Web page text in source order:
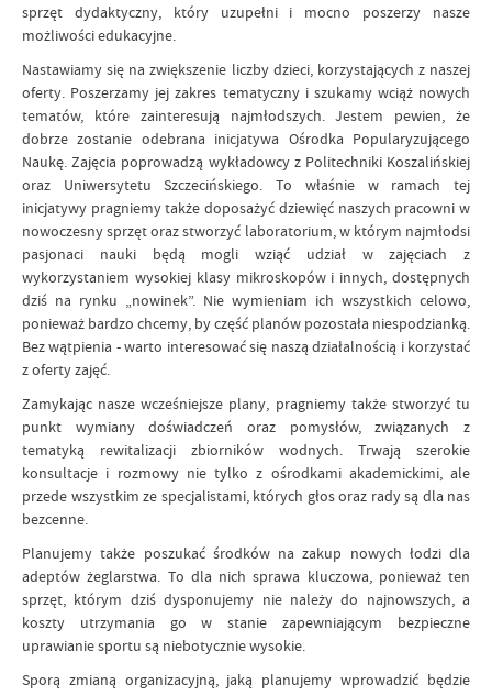
sprzęt dydaktyczny, który uzupełni i mocno poszerzy nasze
możliwości edukacyjne.
Nastawiamy się na zwiększenie liczby dzieci, korzystających z naszej
oferty. Poszerzamy jej zakres tematyczny i szukamy wciąż nowych
tematów, które zainteresują najmłodszych. Jestem pewien, że
dobrze zostanie odebrana inicjatywa Ośrodka Popularyzującego
Naukę. Zajęcia poprowadzą wykładowcy z Politechniki Koszalińskiej
oraz Uniwersytetu Szczecińskiego. To właśnie w ramach tej
inicjatywy pragniemy także doposażyć dziewięć naszych pracowni w
nowoczesny sprzęt oraz stworzyć laboratorium, w którym najmłodsi
pasjonaci nauki będą mogli wziąć udział w zajęciach z
wykorzystaniem wysokiej klasy mikroskopów i innych, dostępnych
dziś na rynku „nowinek”. Nie wymieniam ich wszystkich celowo,
ponieważ bardzo chcemy, by część planów pozostała niespodzianką.
Bez wątpienia - warto interesować się naszą działalnością i korzystać
z oferty zajęć.
Zamykając nasze wcześniejsze plany, pragniemy także stworzyć tu
punkt wymiany doświadczeń oraz pomysłów, związanych z
tematyką rewitalizacji zbiorników wodnych. Trwają szerokie
konsultacje i rozmowy nie tylko z ośrodkami akademickimi, ale
przede wszystkim ze specjalistami, których głos oraz rady są dla nas
bezcenne.
Planujemy także poszukać środków na zakup nowych łodzi dla
adeptów żeglarstwa. To dla nich sprawa kluczowa, ponieważ ten
sprzęt, którym dziś dysponujemy nie należy do najnowszych, a
koszty utrzymania go w stanie zapewniającym bezpieczne
uprawianie sportu są niebotycznie wysokie.
Sporą zmianą organizacyjną, jaką planujemy wprowadzić będzie